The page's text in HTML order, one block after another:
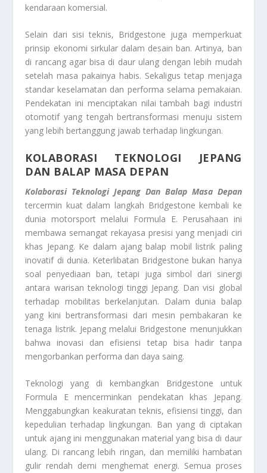
kendaraan komersial.
Selain dari sisi teknis, Bridgestone juga memperkuat
prinsip ekonomi sirkular dalam desain ban. Artinya, ban
di rancang agar bisa di daur ulang dengan lebih mudah
setelah masa pakainya habis. Sekaligus tetap menjaga
standar keselamatan dan performa selama pemakaian.
Pendekatan ini menciptakan nilai tambah bagi industri
otomotif yang tengah bertransformasi menuju sistem
yang lebih bertanggung jawab terhadap lingkungan.
KOLABORASI TEKNOLOGI JEPANG
DAN BALAP MASA DEPAN
Kolaborasi Teknologi Jepang Dan Balap Masa Depan
tercermin kuat dalam langkah Bridgestone kembali ke
dunia motorsport melalui Formula E. Perusahaan ini
membawa semangat rekayasa presisi yang menjadi ciri
khas Jepang. Ke dalam ajang balap mobil listrik paling
inovatif di dunia. Keterlibatan Bridgestone bukan hanya
soal penyediaan ban, tetapi juga simbol dari sinergi
antara warisan teknologi tinggi Jepang. Dan visi global
terhadap mobilitas berkelanjutan. Dalam dunia balap
yang kini bertransformasi dari mesin pembakaran ke
tenaga listrik. Jepang melalui Bridgestone menunjukkan
bahwa inovasi dan efisiensi tetap bisa hadir tanpa
mengorbankan performa dan daya saing.
Teknologi yang di kembangkan Bridgestone untuk
Formula E mencerminkan pendekatan khas Jepang.
Menggabungkan keakuratan teknis, efisiensi tinggi, dan
kepedulian terhadap lingkungan. Ban yang di ciptakan
untuk ajang ini menggunakan material yang bisa di daur
ulang. Di rancang lebih ringan, dan memiliki hambatan
gulir rendah demi menghemat energi. Semua proses